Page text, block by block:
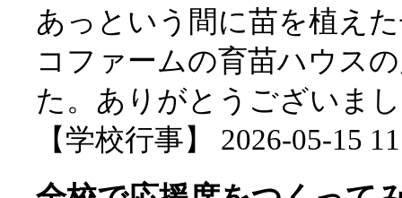
あっという間に苗を植え
コファームの育苗ハウス
た。ありがとうございま
【学校行事】 2026-05-15